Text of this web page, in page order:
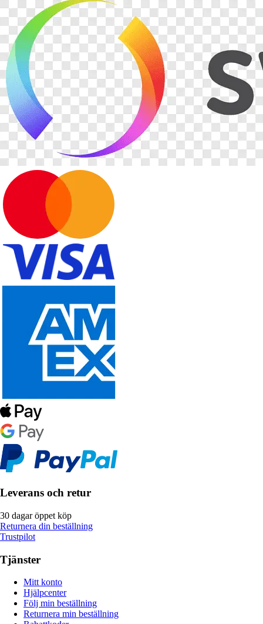
Leverans och retur
30 dagar öppet köp
Returnera din beställning
Trustpilot
Tjänster
Mitt konto
Hjälpcenter
Följ min beställning
Returnera min beställning